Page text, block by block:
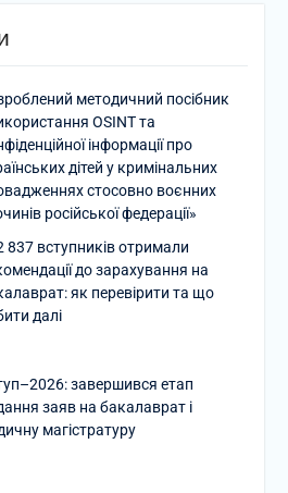
методичний посібник
OSINT та
інформації про
дітей у кримінальних
стосовно воєнних
російської федерації»
837 вступників отримали
до зарахування на
як перевірити та що
далі
завершився етап
заяв на бакалаврат і
магістратуру